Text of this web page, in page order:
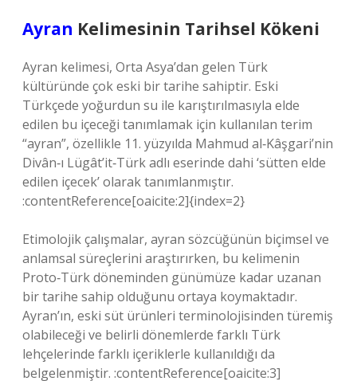
Ayran Kelimesinin Tarihsel Kökeni
Ayran kelimesi, Orta Asya’dan gelen Türk
kültüründe çok eski bir tarihe sahiptir. Eski
Türkçede yoğurdun su ile karıştırılmasıyla elde
edilen bu içeceği tanımlamak için kullanılan terim
“ayran”, özellikle 11. yüzyılda Mahmud al‑Kâşgari’nin
Divân‑ı Lügât’it‑Türk adlı eserinde dahi ‘sütten elde
edilen içecek’ olarak tanımlanmıştır.
:contentReference[oaicite:2]{index=2}
Etimolojik çalışmalar, ayran sözcüğünün biçimsel ve
anlamsal süreçlerini araştırırken, bu kelimenin
Proto‑Türk döneminden günümüze kadar uzanan
bir tarihe sahip olduğunu ortaya koymaktadır.
Ayran’ın, eski süt ürünleri terminolojisinden türemiş
olabileceği ve belirli dönemlerde farklı Türk
lehçelerinde farklı içeriklerle kullanıldığı da
belgelenmiştir. :contentReference[oaicite:3]